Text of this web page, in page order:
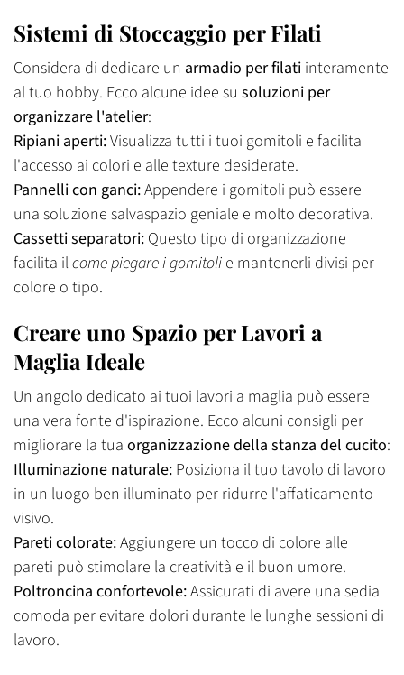
Sistemi di Stoccaggio per Filati
Considera di dedicare un armadio per filati interamente
al tuo hobby. Ecco alcune idee su soluzioni per
organizzare l'atelier:
Ripiani aperti:Visualizza tutti i tuoi gomitoli e facilita
l'accesso ai colori e alle texture desiderate.
Pannelli con ganci:Appendere i gomitoli può essere
una soluzione salvaspazio geniale e molto decorativa.
Cassetti separatori: Questo tipo di organizzazione
facilita ilcome piegare i gomitoli e mantenerli divisi per
colore o tipo.
Creare uno Spazio per Lavori a
Maglia Ideale
Un angolo dedicato ai tuoi lavori a maglia può essere
una vera fonte d'ispirazione. Ecco alcuni consigli per
migliorare la tua organizzazione della stanza del cucito:
Illuminazione naturale: Posiziona il tuo tavolo di lavoro
in un luogo ben illuminato per ridurre l'affaticamento
visivo.
Pareti colorate:Aggiungere un tocco di colore alle
pareti può stimolare la creatività e il buon umore.
Poltroncina confortevole:Assicurati di avere una sedia
comoda per evitare dolori durante le lunghe sessioni di
lavoro.
Confirm your age
Are you 18 years old or older?